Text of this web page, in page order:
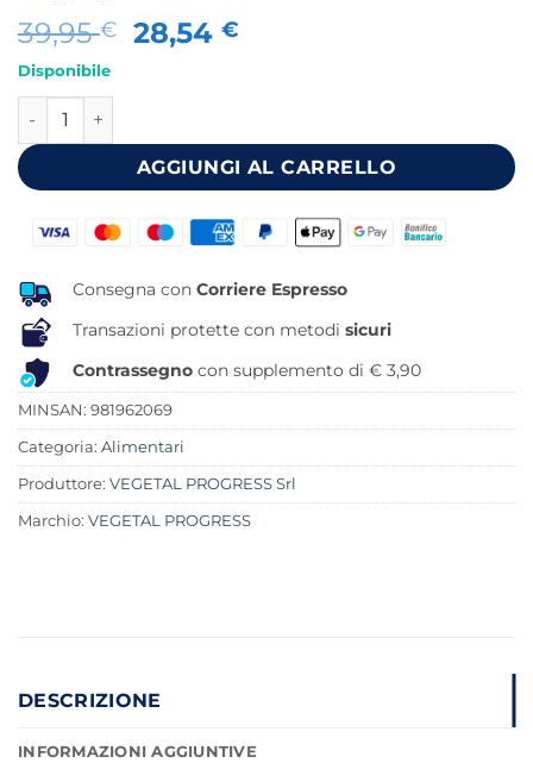
39,95€
Il
39,95 €.
28,54€
28,54 €.
Disponibile
MERLIN KANARIA LINFA PALMA BIOLOGICA 170 G quantità
AGGIUNGI AL CARRELLO
Consegna con Corriere Espresso
Transazioni protette con metodi sicuri
Contrassegno con supplemento di € 3,90
MINSAN: 981962069
Categoria: Alimentari
Produttore: VEGETAL PROGRESS Srl
Marchio: VEGETAL PROGRESS
DESCRIZIONE
INFORMAZIONI AGGIUNTIVE